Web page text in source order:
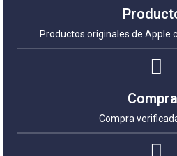
Productos originales de Apple
Compra